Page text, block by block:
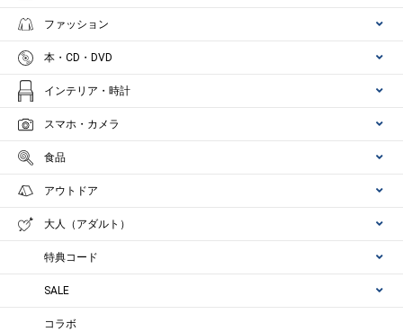
ファッション
本・CD・DVD
インテリア・時計
スマホ・カメラ
食品
アウトドア
大人（アダルト）
特典コード
SALE
コラボ